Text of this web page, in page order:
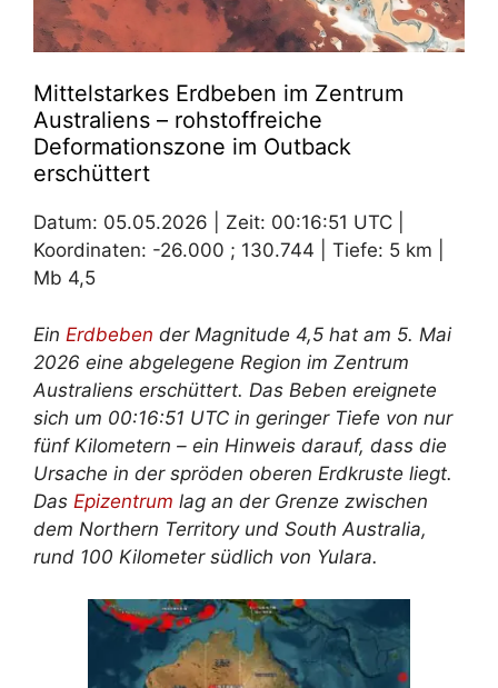
Mittelstarkes Erdbeben im Zentrum
Australiens – rohstoffreiche
Deformationszone im Outback
erschüttert
Datum: 05.05.2026 | Zeit: 00:16:51 UTC |
Koordinaten: -26.000 ; 130.744 | Tiefe: 5 km |
Mb 4,5
Ein Erdbeben der Magnitude 4,5 hat am 5. Mai
2026 eine abgelegene Region im Zentrum
Australiens erschüttert. Das Beben ereignete
sich um 00:16:51 UTC in geringer Tiefe von nur
fünf Kilometern – ein Hinweis darauf, dass die
Ursache in der spröden oberen Erdkruste liegt.
Das Epizentrum lag an der Grenze zwischen
dem Northern Territory und South Australia,
rund 100 Kilometer südlich von Yulara.